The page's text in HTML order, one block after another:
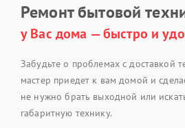
Ремонт бытовой
у Вас дома — быстро и
Забудьте о проблемах с доставкой
мастер приедет к вам домой и
не нужно брать выходной или
габаритную технику.